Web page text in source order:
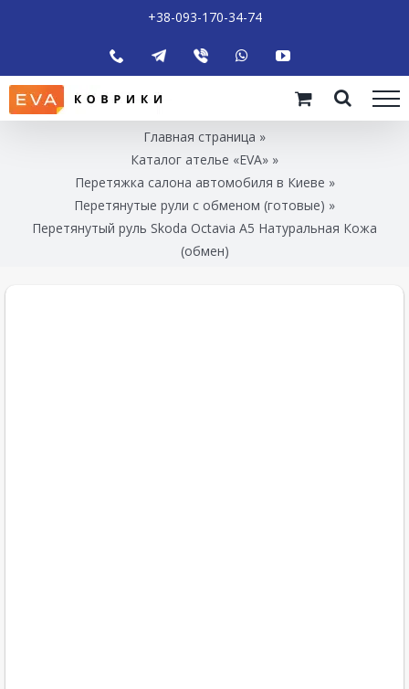
+38-093-170-34-74
Главная страница »
Каталог ателье «EVA» »
Перетяжка салона автомобиля в Киеве »
Перетянутые рули с обменом (готовые) »
Перетянутый руль Skoda Octavia A5 Натуральная Кожа
(обмен)